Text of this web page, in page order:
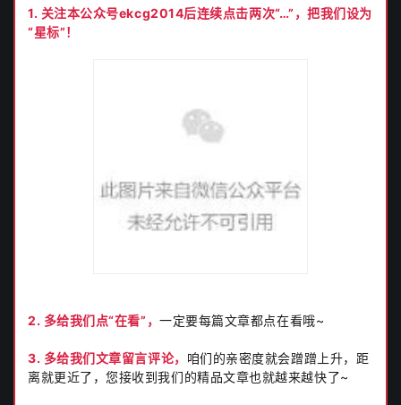
1. 关注本公众号ekcg2014后连续点击两次“…”，把我们设为
“星标”！
2. 多给我们点“在看”，一定要每篇文章都点在看哦~
3. 多给我们文章留言评论， 咱们的亲密度就会蹭蹭上升，距
离就更近了，您接收到我们的精品文章也就越来越快了~